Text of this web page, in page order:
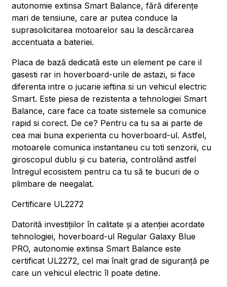
autonomie extinsa Smart Balance, fără diferențe
mari de tensiune, care ar putea conduce la
suprasolicitarea motoarelor sau la descărcarea
accentuata a bateriei.
Placa de bază dedicată este un element pe care il
gasesti rar in hoverboard-urile de astazi, si face
diferenta intre o jucarie ieftina si un vehicul electric
Smart. Este piesa de rezistenta a tehnologiei Smart
Balance, care face ca toate sistemele sa comunice
rapid si corect. De ce? Pentru ca tu sa ai parte de
cea mai buna experienta cu hoverboard-ul. Astfel,
motoarele comunica instantaneu cu toti senzorii, cu
giroscopul dublu și cu bateria, controlând astfel
întregul ecosistem pentru ca tu să te bucuri de o
plimbare de neegalat.
Certificare UL2272
Datorită investițiilor în calitate și a atenției acordate
tehnologiei, hoverboard-ul Regular Galaxy Blue
PRO, autonomie extinsa Smart Balance este
certificat UL2272, cel mai înalt grad de siguranță pe
care un vehicul electric îl poate detine.